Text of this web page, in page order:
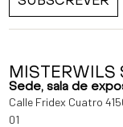
MISTERWILS
Sede, sala de
Calle Fridex Cuatro
01